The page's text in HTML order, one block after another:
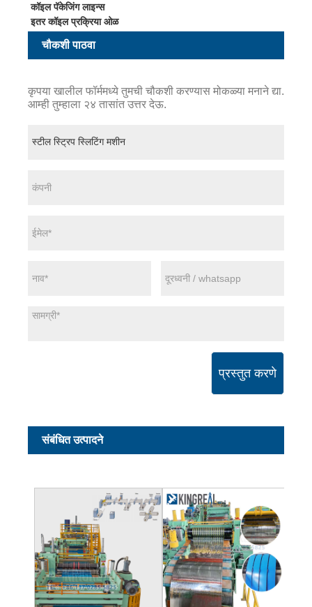
कॉइल पॅकेजिंग लाइन्स
इतर कॉइल प्रक्रिया ओळ
चौकशी पाठवा
कृपया खालील फॉर्ममध्ये तुमची चौकशी करण्यास मोकळ्या मनाने द्या.
आम्ही तुम्हाला २४ तासांत उत्तर देऊ.
प्रस्तुत करणे
संबंधित उत्पादने